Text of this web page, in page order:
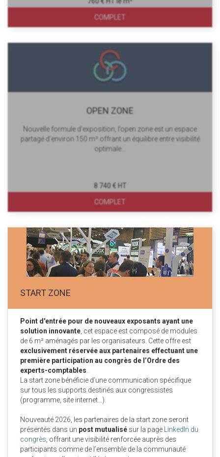
COMPLET
OPEN ZONE
Nouvelle formule d’exposition, l’open zone est un espace
partagé d’environ 150 m² offrant un équilibre entre visibilité
optimale...
8 740 € HT
COMPLET
START ZONE
Point d'entrée pour de nouveaux exposants ayant une
solution innovante , cet espace est composé de modules
de 6 m² aménagés par les organisateurs. Cette offre est
exclusivement réservée aux partenaires effectuant une
première participation au congrès de l’Ordre des
experts-comptables
La start zone bénéficie d’une communication spécifique
sur tous les supports destinés aux congressistes
(programme, site internet…).
Nouveauté 2026, les partenaires de la start zone seront
présentés dans un post mutualisé sur la page
LinkedIn du
congrès , offrant une visibilité renforcée auprès des
participants comme de l’ensemble de la communauté